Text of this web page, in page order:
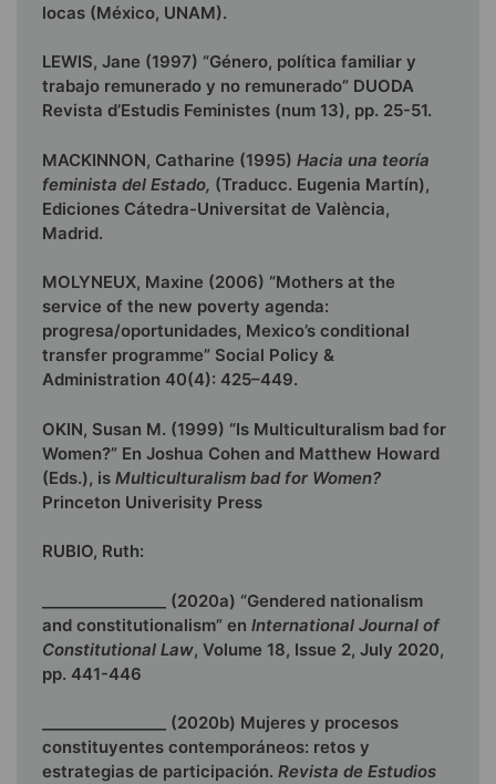
locas (México, UNAM).
LEWIS, Jane (1997) “Género, política familiar y
trabajo remunerado y no remunerado” DUODA
Revista d’Estudis Feministes (num 13), pp. 25-51.
MACKINNON, Catharine (1995) Hacia una teoría
feminista del Estado, (Traducc. Eugenia Martín),
Ediciones Cátedra-Universitat de València,
Madrid.
MOLYNEUX, Maxine (2006) “Mothers at the
service of the new poverty agenda:
progresa/oportunidades, Mexico’s conditional
transfer programme” Social Policy &
Administration 40(4): 425–449.
OKIN, Susan M. (1999) “Is Multiculturalism bad for
Women?” En Joshua Cohen and Matthew Howard
(Eds.), is Multiculturalism bad for Women?
Princeton Univerisity Press
RUBIO, Ruth:
________________ (2020a) “Gendered nationalism
and constitutionalism” en International Journal of
Constitutional Law, Volume 18, Issue 2, July 2020,
pp. 441-446
________________ (2020b) Mujeres y procesos
constituyentes contemporáneos: retos y
estrategias de participación. Revista de Estudios